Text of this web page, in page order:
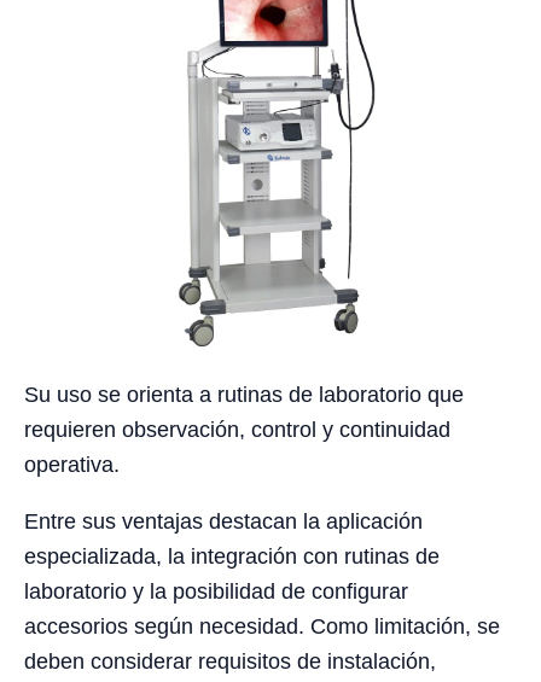
Su uso se orienta a rutinas de laboratorio que
requieren observación, control y continuidad
operativa.
Entre sus ventajas destacan la aplicación
especializada, la integración con rutinas de
laboratorio y la posibilidad de configurar
accesorios según necesidad. Como limitación, se
deben considerar requisitos de instalación,